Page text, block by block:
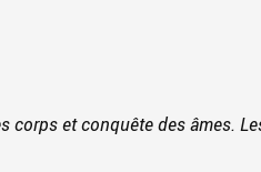
corps et conquête des âmes.